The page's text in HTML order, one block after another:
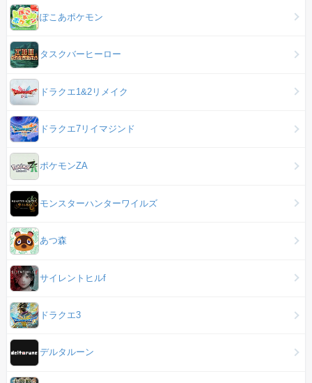
ぽこあポケモン
タスクバーヒーロー
ドラクエ1&2リメイク
ドラクエ7リイマジンド
ポケモンZA
モンスターハンターワイルズ
あつ森
サイレントヒルf
ドラクエ3
デルタルーン